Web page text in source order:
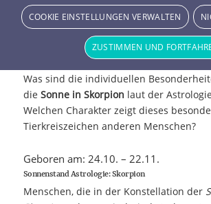
Sonne in Skorpion
Was sind die individuellen
die Sonne in Skorpion laut der
Welchen Charakter zeigt dieses
Tierkreiszeichen anderen Menschen?
Geboren am: 24.10. – 22.11.
Sonnenstand Astrologie: Skorpion
Menschen, die in der Konstellation der
COOKIE EINSTELLUNGEN VERWALTEN
ZUSTIMMEN UND